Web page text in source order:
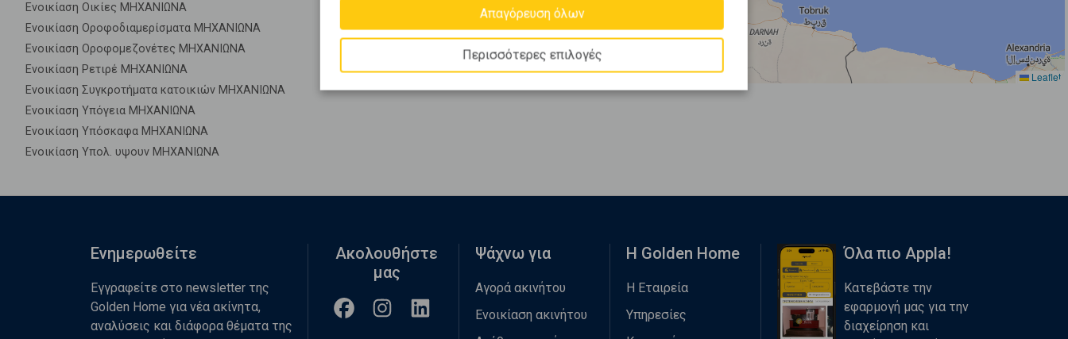
Ενοικίαση Οικίες ΜΗΧΑΝΙΩΝΑ
Ενοικίαση Οροφοδιαμερίσματα ΜΗΧΑΝΙΩΝΑ
Ενοικίαση Οροφομεζονέτες ΜΗΧΑΝΙΩΝΑ
Ενοικίαση Ρετιρέ ΜΗΧΑΝΙΩΝΑ
Ενοικίαση Συγκροτήματα κατοικιών ΜΗΧΑΝΙΩΝΑ
Ενοικίαση Υπόγεια ΜΗΧΑΝΙΩΝΑ
Ενοικίαση Υπόσκαφα ΜΗΧΑΝΙΩΝΑ
Ενοικίαση Υπολ. υψουν ΜΗΧΑΝΙΩΝΑ
Leaflet
Απαγόρευση όλων
Περισσότερες επιλογές
Ενημερωθείτε
Εγγραφείτε στο newsletter της
Golden Home για νέα ακίνητα,
αναλύσεις και διάφορα θέματα της
Ακολουθήστε
μας
Ψάχνω για
Αγορά ακινήτου
Ενοικίαση ακινήτου
Η Golden Home
Η Εταιρεία
Υπηρεσίες
Όλα πιο Appla!
Κατεβάστε την
εφαρμογή μας για την
διαχείρηση και